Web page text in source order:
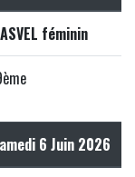
ASVEL féminin
6 Juin 2026